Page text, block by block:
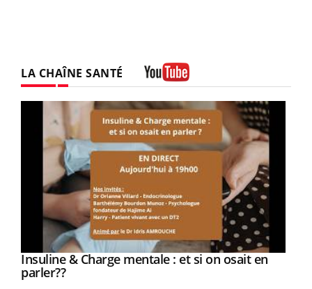
LA CHAÎNE SANTÉ
Youtube
Insuline & Charge mentale : et si on osait en
parler??Youtube